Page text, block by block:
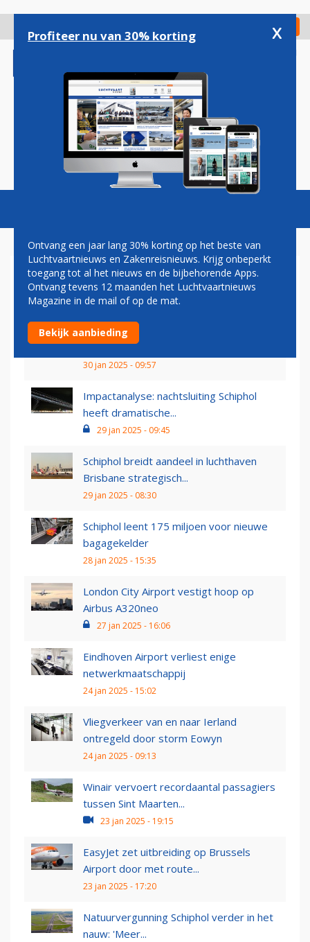
gaan
Check in
Magazine Podcasts Vacatures
AIRPORTS
Washington Reagan National Airport
voorlopig dicht na...
30 jan 2025 - 09:57
Impactanalyse: nachtsluiting Schiphol
heeft dramatische...
29 jan 2025 - 09:45
Schiphol breidt aandeel in luchthaven
Brisbane strategisch...
29 jan 2025 - 08:30
Schiphol leent 175 miljoen voor nieuwe
bagagekelder
28 jan 2025 - 15:35
London City Airport vestigt hoop op
Airbus A320neo
27 jan 2025 - 16:06
Eindhoven Airport verliest enige
netwerkmaatschappij
24 jan 2025 - 15:02
Vliegverkeer van en naar Ierland
ontregeld door storm Eowyn
24 jan 2025 - 09:13
Winair vervoert recordaantal passagiers
tussen Sint Maarten...
23 jan 2025 - 19:15
EasyJet zet uitbreiding op Brussels
Airport door met route...
23 jan 2025 - 17:20
Natuurvergunning Schiphol verder in het
nauw: 'Meer...
Profiteer nu van 30% korting x
Ontvang een jaar lang 30% korting op het beste van
Luchtvaartnieuws en Zakenreisnieuws. Krijg onbeperkt
toegang tot al het nieuws en de bijbehorende Apps.
Ontvang tevens 12 maanden het Luchtvaartnieuws
Magazine in de mail of op de mat.
Bekijk aanbieding